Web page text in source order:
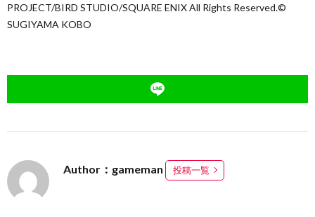
PROJECT/BIRD STUDIO/SQUARE ENIX All Rights Reserved.©
SUGIYAMA KOBO
Author：gameman 投稿一覧